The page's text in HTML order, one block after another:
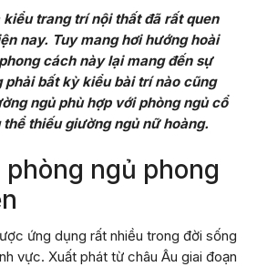
kiểu trang trí nội thất đã rất quen
nay. Tuy mang hơi hướng hoài
cách này lại mang đến sự
phải bất kỳ kiểu bài trí nào cũng
ngủ phù hợp với phòng ngủ cổ
thiếu giường ngủ nữ hoàng.
phòng ngủ phong
ứng dụng rất nhiều trong đời sống
vực. Xuất phát từ châu Âu giai đoạn